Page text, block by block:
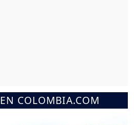
COLOMBIA.COM